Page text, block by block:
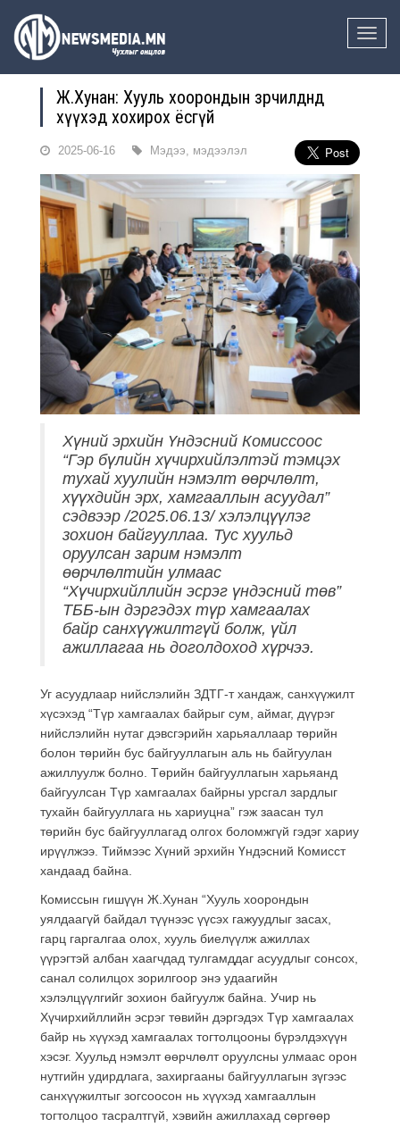
Toggle
Ж.Хунан: Хууль хоорондын зөрчилдөөнд
хүүхэд хохирох ёсгүй
2025-06-16 Мэдээ, мэдээлэл
Хүний эрхийн Үндэсний Комиссоос
“Гэр бүлийн хүчирхийлэлтэй тэмцэх
тухай хуулийн нэмэлт өөрчлөлт,
хүүхдийн эрх, хамгааллын асуудал”
сэдвээр /2025.06.13/ хэлэлцүүлэг
зохион байгууллаа. Тус хуульд
оруулсан зарим нэмэлт
өөрчлөлтийн улмаас
“Хүчирхийллийн эсрэг үндэсний төв”
ТББ-ын дэргэдэх түр хамгаалах
байр санхүүжилтгүй болж, үйл
ажиллагаа нь доголдоход хүрчээ.
Уг асуудлаар нийслэлийн ЗДТГ-т хандаж, санхүүжилт
хүсэхэд “Түр хамгаалах байрыг сум, аймаг, дүүрэг
нийслэлийн нутаг дэвсгэрийн харьяаллаар төрийн
болон төрийн бус байгууллагын аль нь байгуулан
ажиллуулж болно. Төрийн байгууллагын харьяанд
байгуулсан Түр хамгаалах байрны урсгал зардлыг
тухайн байгууллага нь хариуцна” гэж заасан тул
төрийн бус байгууллагад олгох боломжгүй гэдэг хариу
ирүүлжээ. Тиймээс Хүний эрхийн Үндэсний Комисст
хандаад байна.
Комиссын гишүүн Ж.Хунан “Хууль хоорондын
уялдаагүй байдал түүнээс үүсэх гажуудлыг засах,
гарц гаргалгаа олох, хууль биелүүлж ажиллах
үүрэгтэй албан хаагчдад тулгамддаг асуудлыг сонсох,
санал солилцох зорилгоор энэ удаагийн
хэлэлцүүлгийг зохион байгуулж байна. Учир нь
Хүчирхийллийн эсрэг төвийн дэргэдэх Түр хамгаалах
байр нь хүүхэд хамгаалах тогтолцооны бүрэлдэхүүн
хэсэг. Хуульд нэмэлт өөрчлөлт оруулсны улмаас орон
нутгийн удирдлага, захиргааны байгууллагын зүгээс
санхүүжилтыг зогсоосон нь хүүхэд хамгааллын
тогтолцоо тасралтгүй, хэвийн ажиллахад сөргөөр